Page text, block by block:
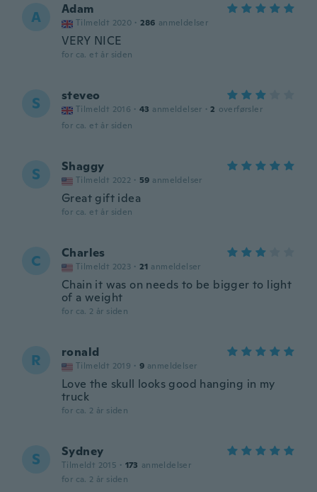
A Adam
Tilmeldt 2020 · 286 anmeldelser
VERY NICE
for ca. et år siden
S steveo
Tilmeldt 2016 · 43 anmeldelser · 2 overførsler
for ca. et år siden
S Shaggy
Tilmeldt 2022 · 59 anmeldelser
Great gift idea
for ca. et år siden
C Charles
Tilmeldt 2023 · 21 anmeldelser
Chain it was on needs to be bigger to light
of a weight
for ca. 2 år siden
R ronald
Tilmeldt 2019 · 9 anmeldelser
Love the skull looks good hanging in my
truck
for ca. 2 år siden
S Sydney
Tilmeldt 2015 · 173 anmeldelser
for ca. 2 år siden